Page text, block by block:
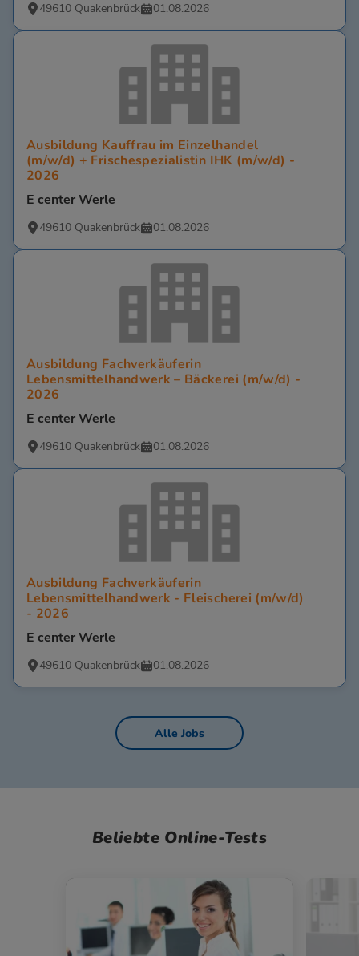
49610 Quakenbrück 01.08.2026
Ausbildung Kauffrau im Einzelhandel
(m/w/d) + Frischespezialistin IHK (m/w/d) -
2026
E center Werle
49610 Quakenbrück 01.08.2026
Ausbildung Fachverkäuferin
Lebensmittelhandwerk – Bäckerei (m/w/d) -
2026
E center Werle
49610 Quakenbrück 01.08.2026
Ausbildung Fachverkäuferin
Lebensmittelhandwerk - Fleischerei (m/w/d)
- 2026
E center Werle
49610 Quakenbrück 01.08.2026
Alle Jobs
Beliebte Online-Tests